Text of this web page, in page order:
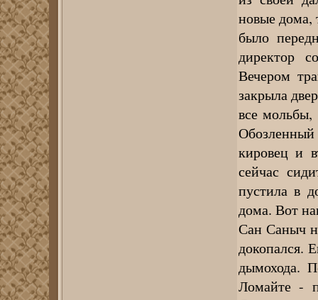
новые дома,
было
директор
Вечером
закрыла
все мольбы,
кировец и
сейчас
пустила в
дома. Вот
Сан Саныч
докопался.
дымохода.
Ломайте -